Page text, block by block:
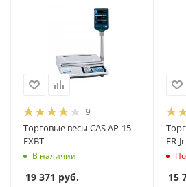
9
Торговые весы CAS AP-15
EXBT
В наличии
19 371 руб.
ER-
15